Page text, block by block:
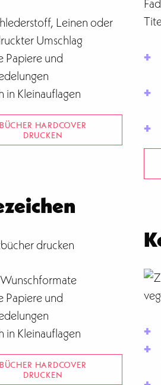
Leinen oder
Umschlag
Papiere und
in Kleinauflagen
BÜCHER HARDCOVER
DRUCKEN
Papiere und
in Kleinauflagen
BÜCHER HARDCOVER
DRUCKEN